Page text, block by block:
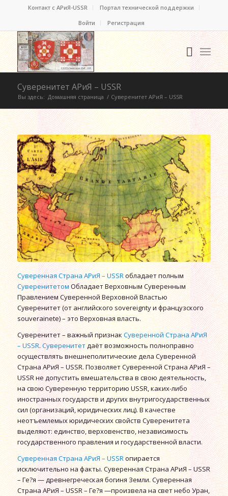
Контакт c АРиЯ-USSR
Портал технической поддержки
Войти
Регистрация
Суверенитет АРиЯ – USSR
Вы здесь: Домашняя страница / Суверенитет АРиЯ – USSR
Суверенная Страна АРиЯ – USSRобладает полным
СуверенитетомОбладает Верховным Суверенным
Правлением Суверенной Верховной Властью
Суверенитет (от английского sovereignty и французского
souverainete) – это Верховная власть.
Суверенитет – важный признакСуверенной Страна АРиЯ
– USSR. Суверенитетдаёт возможность полноправно
осуществлять внешнеполитические дела Суверенной
Страна АРиЯ – USSR. Позволяет Суверенной Страна АРиЯ –
USSR не допустить вмешательства в свою деятельность,
на свою Суверенную территорию USSR, каких-либо
иностранных государств и других внутригосударственных
сил (организаций, юридических лиц). В качестве
неотъемлемых юридических свойств Суверенитета
выделяют: единство, верховенство, независимость
государственного правления и государственной власти.
Суверенная Страна АРиЯ – USSRопирается
исключительно на факты. Суверенная Страна АРиЯ – USSR
– Ге?я — древнегреческая богиня Земли. Суверенная
Страна АРиЯ – USSR – Ге?я —произвела на свет небо Уран,